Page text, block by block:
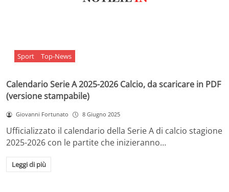
Sport Top-News
Calendario Serie A 2025-2026 Calcio, da scaricare in PDF
(versione stampabile)
Giovanni Fortunato 8 Giugno 2025
Ufficializzato il calendario della Serie A di calcio stagione
2025-2026 con le partite che inizieranno…
Leggi di più